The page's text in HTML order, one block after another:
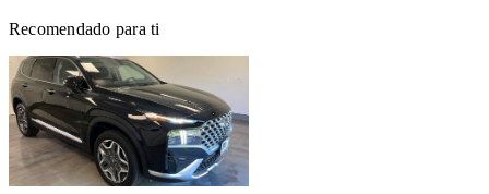
Recomendado para ti